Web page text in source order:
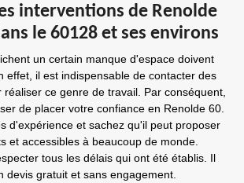
interventions de Renolde
le 60128 et ses environs
un certain manque d'espace doivent
effet, il est indispensable de contacter des
réaliser ce genre de travail. Par conséquent,
de placer votre confiance en Renolde 60.
d'expérience et sachez qu'il peut proposer
et accessibles à beaucoup de monde.
tous les délais qui ont été établis. Il
devis gratuit et sans engagement.